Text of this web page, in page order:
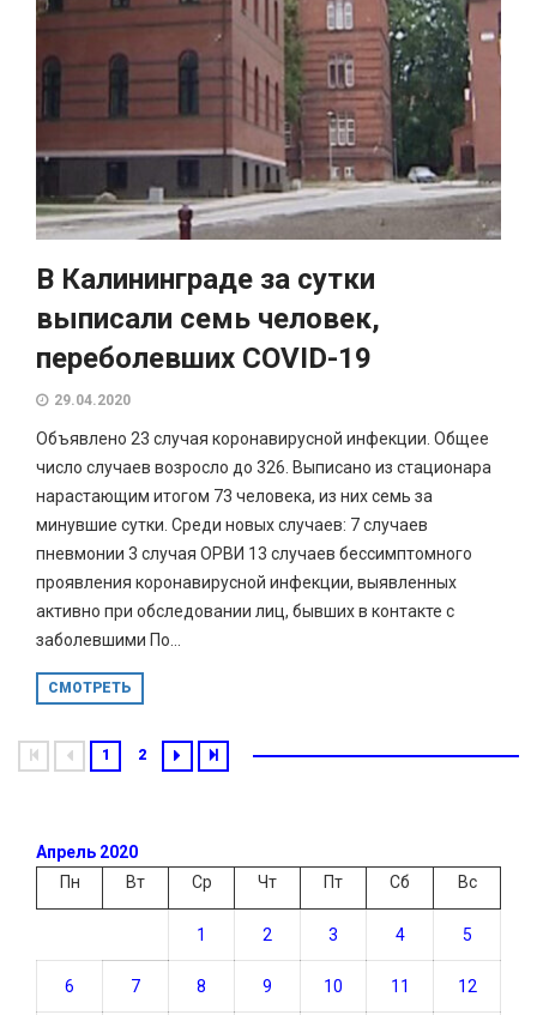
В Калининграде за сутки
выписали семь человек,
переболевших COVID-19
29.04.2020
Объявлено 23 случая коронавирусной инфекции. Общее
число случаев возросло до 326. Выписано из стационара
нарастающим итогом 73 человека, из них семь за
минувшие сутки. Среди новых случаев: 7 случаев
пневмонии 3 случая ОРВИ 13 случаев бессимптомного
проявления коронавирусной инфекции, выявленных
активно при обследовании лиц, бывших в контакте с
заболевшими По...
СМОТРЕТЬ
1 2
Апрель 2020
Пн
Вт Ср Чт Пт Сб Вс
1 2 3 4 5
6 7 8 9 10 11 12